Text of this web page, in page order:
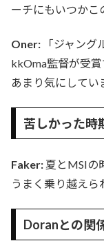
ーチにもいつかこ
Oner:
「ジャン
kkOma監督が受賞
あまり気にしてい
苦しかった時
Faker: 夏とMSIの
うまく乗り越えら
Doranとの関